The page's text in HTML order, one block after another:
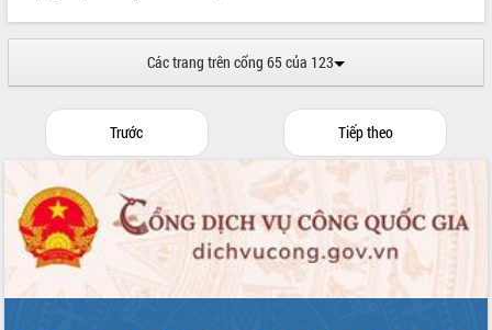
Các trang trên cổng 65 của 123
Trước Tiếp theo